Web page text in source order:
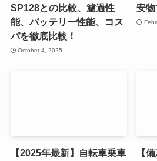
SP128との比較、濾過性
能、バッテリー性能、コス
パを徹底比較！
October 4, 2025
安
【2025年最新】自転車乗車
【